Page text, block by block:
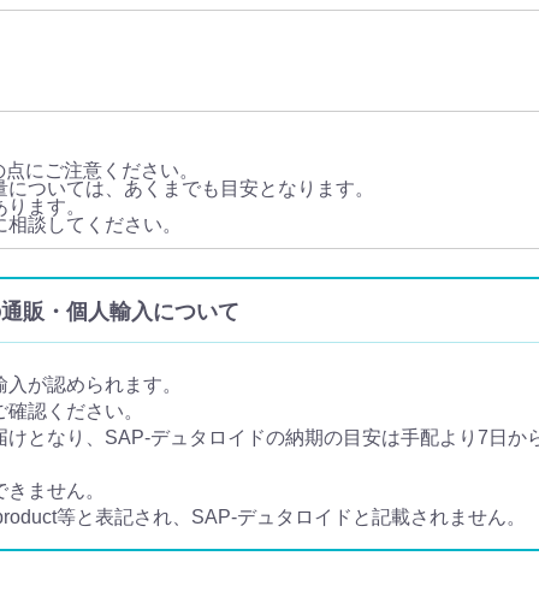
にご注意ください。
ついては、あくまでも目安となります。
ます。
談してください。
販・個人輸入について
が認められます。
認ください。
となり、SAP-デュタロイドの納期の目安は手配より7日
ません。
等と表記され、SAP-デュタロイドと記載されません。